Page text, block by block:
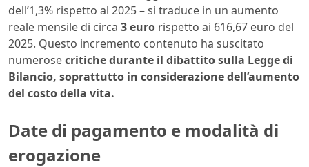
dell’1,3% rispetto al 2025 – si traduce in un aumento
reale mensile di circa 3 euro rispetto ai 616,67 euro del
2025. Questo incremento contenuto ha suscitato
numerosecritiche durante il dibattito sulla Legge di
Bilancio, soprattutto in considerazione dell’aumento
del costo della vita.
Date di pagamento e modalità di
erogazione